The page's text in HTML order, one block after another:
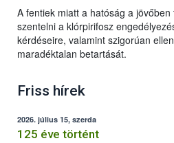
A fentiek miatt a hatóság a
szentelni a klórpirifosz
kérdéseire, valamint szigorúan
maradéktalan betartását.
Friss hírek
2026. július 15, szerda
125 éve történt